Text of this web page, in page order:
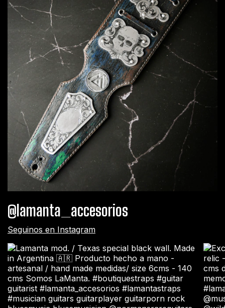
@lamanta_accesorios
Seguinos en Instagram